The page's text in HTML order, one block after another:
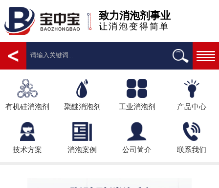
致力消泡剂事业
让消泡变得简单
有机硅消泡剂 聚醚消泡剂 工业消泡剂 产品中心
技术方案 消泡案例 公司简介 联系我们